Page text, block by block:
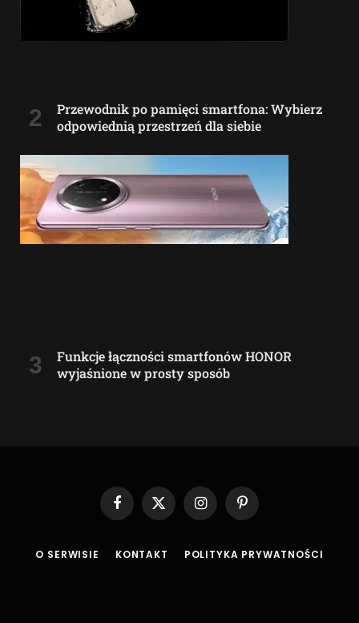
Przewodnik po pamięci smartfona: Wybierz
odpowiednią przestrzeń dla siebie
Funkcje łączności smartfonów HONOR
wyjaśnione w prosty sposób
Facebook
X
(Twitter)
InstagramPinterest
O SERWISIE KONTAKT POLITYKA PRYWATNOŚCI